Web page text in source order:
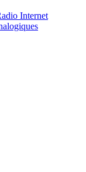
Internet